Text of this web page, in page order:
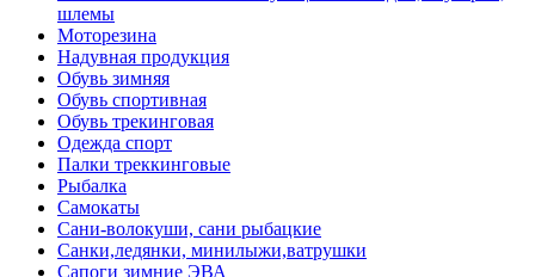
шлемы
Моторезина
Надувная продукция
Обувь зимняя
Обувь спортивная
Обувь трекинговая
Одежда спорт
Палки треккинговые
Рыбалка
Самокаты
Сани-волокуши, сани рыбацкие
Санки,ледянки, минилыжи,ватрушки
Сапоги зимние ЭВА